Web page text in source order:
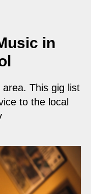
in
This gig list
to the local